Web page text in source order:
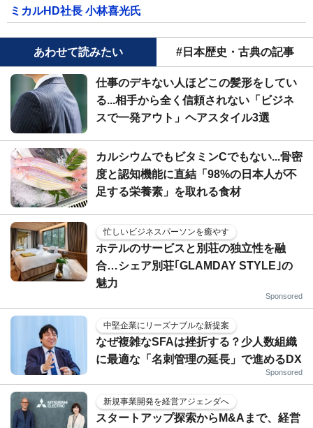
ミカルHD社長 小林喜光氏
あわせて読みたい #日本歴史・古典の記事
仕事のデキない人ほどこの髪形をしてい
る...相手から全く信頼されない「ビジネ
スで一発アウト」ヘアスタイル3選
カルシウムでもビタミンCでもない...骨密
度と認知機能に直結「98%の日本人が不
足する栄養素」を取れる食材
忙しいビジネスパーソンを癒やす
ホテルのサービスと別荘の独立性を融
合…シェア別荘｢GLAMDAY STYLE｣の
魅力
Sponsored
中堅企業にリーズナブルな新提案
なぜ複雑なSFAは挫折する？少人数組織
に最適な「名刺管理の延長」で進めるDX
Sponsored
新規事業開発を経営アジェンダへ
スタートアップ探索からM&Aまで、経営